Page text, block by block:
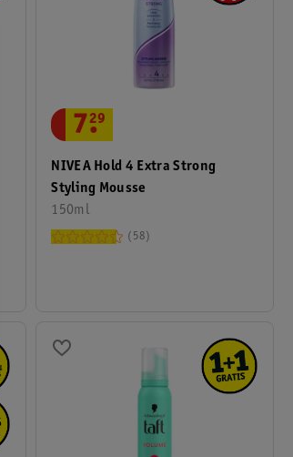
NIVEA Hold 4 Extra Strong
Styling Mousse
150ml
7.
29
58